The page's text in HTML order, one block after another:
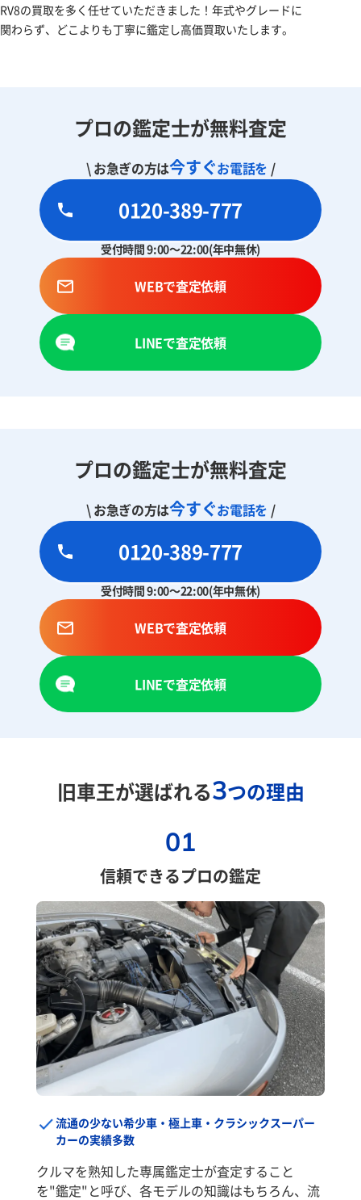
RV8の買取を多く任せていただきました！年式やグレードに
関わらず、どこよりも丁寧に鑑定し高価買取いたします。
プロの鑑定士が無料査定
\ お急ぎの方は今すぐお電話を /
0120-389-777
受付時間 9:00～22:00(年中無休)
WEBで査定依頼
LINEで査定依頼
プロの鑑定士が無料査定
\ お急ぎの方は今すぐお電話を /
0120-389-777
受付時間 9:00～22:00(年中無休)
WEBで査定依頼
LINEで査定依頼
旧車王が選ばれる3つの理由
01
信頼できるプロの鑑定
流通の少ない希少車・極上車・クラシックスーパー
カーの実績多数
クルマを熟知した専属鑑定士が査定すること
を"鑑定"と呼び、各モデルの知識はもちろん、流